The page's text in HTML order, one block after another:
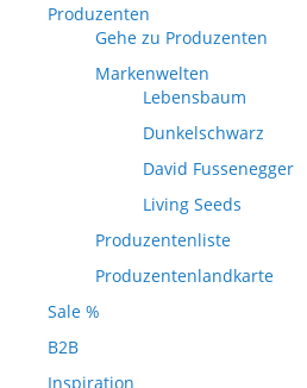
Produzenten
Gehe zu Produzenten
Markenwelten
Lebensbaum
Dunkelschwarz
David Fussenegger
Living Seeds
Produzentenliste
Produzentenlandkarte
Sale %
B2B
Inspiration